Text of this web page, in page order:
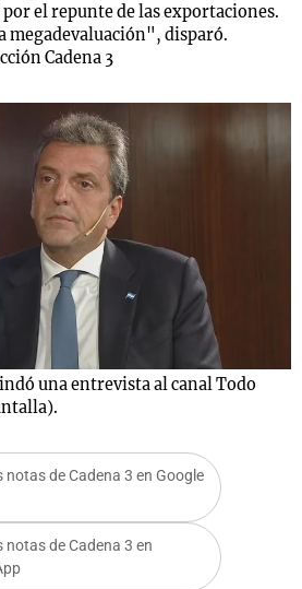
el repunte de las exportaciones.
megadevaluación", disparó.
Cadena 3
una entrevista al canal Todo
notas de Cadena 3 en Google
notas de Cadena 3 en
Notas
Cadena 3